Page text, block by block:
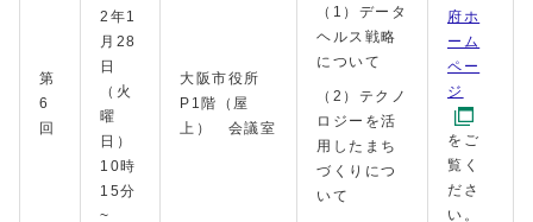
第
6
回
2年1
月28
日
（火
曜
日）
10時
15分
~
大阪市役所
P1階（屋
上） 会議室
（1）データ
ヘルス戦略
について
（2）テクノ
ロジーを活
用したまち
づくりにつ
いて
府ホ
ーム
ペー
ジ
をご
覧く
ださ
い。